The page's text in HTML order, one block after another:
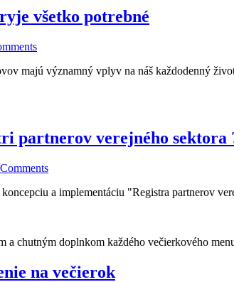
všetko potrebné
majú významný vplyv na náš každodenný
partnerov verejného sektora
a implementáciu "Registra partnerov
na večierok